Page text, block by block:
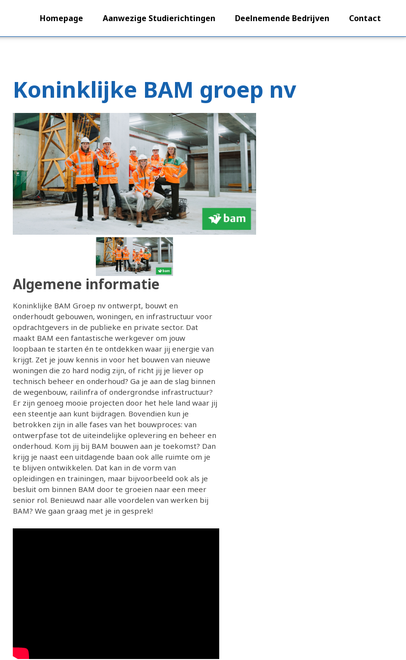
Homepage Aanwezige Studierichtingen Deelnemende Bedrijven Contact
Koninklijke BAM groep nv
Algemene informatie
Koninklijke BAM Groep nv ontwerpt, bouwt en
onderhoudt gebouwen, woningen, en infrastructuur voor
opdrachtgevers in de publieke en private sector. Dat
maakt BAM een fantastische werkgever om jouw
loopbaan te starten én te ontdekken waar jij energie van
krijgt. Zet je jouw kennis in voor het bouwen van nieuwe
woningen die zo hard nodig zijn, of richt jij je liever op
technisch beheer en onderhoud? Ga je aan de slag binnen
de wegenbouw, railinfra of ondergrondse infrastructuur?
Er zijn genoeg mooie projecten door het hele land waar jij
een steentje aan kunt bijdragen. Bovendien kun je
betrokken zijn in alle fases van het bouwproces: van
ontwerpfase tot de uiteindelijke oplevering en beheer en
onderhoud. Kom jij bij BAM bouwen aan je toekomst? Dan
krijg je naast een uitdagende baan ook alle ruimte om je
te blijven ontwikkelen. Dat kan in de vorm van
opleidingen en trainingen, maar bijvoorbeeld ook als je
besluit om binnen BAM door te groeien naar een meer
senior rol. Benieuwd naar alle voordelen van werken bij
BAM? We gaan graag met je in gesprek!